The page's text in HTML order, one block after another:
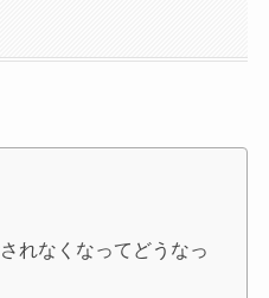
れなくなってどうなっ